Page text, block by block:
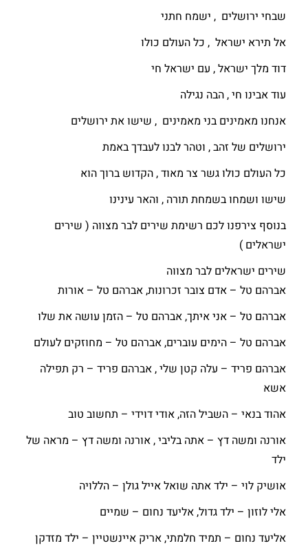
שבחי ירושלים , ישמח חתני
אל תירא ישראל , כל העולם כולו
דוד מלך ישראל , עם ישראל חי
עוד אבינו חי , הבה נגילה
אנחנו מאמינים בני מאמינים , שישו את ירושלים
ירושלים של זהב , וטהר לבנו לעבדך באמת
כל העולם כולו גשר צר מאוד , הקדוש ברוך הוא
שישו ושמחו בשמחת תורה , והאר עינינו
בנוסף צירפנו לכם רשימת שירים לבר מצווה ( שירים
ישראלים )
שירים ישראלים לבר מצווה
אברהם טל – אדם צובר זכרונות, אברהם טל – אורות
אברהם טל – אני איתך, אברהם טל – הזמן עושה את שלו
אברהם טל – הימים עוברים, אברהם טל – מחוזקים לעולם
אברהם פריד – עלה קטן שלי , אברהם פריד – רק תפילה
אשא
אהוד בנאי – השביל הזה, אודי דוידי – תחשוב טוב
אורנה ומשה דץ – אתה בליבי , אורנה ומשה דץ – מראה של
ילד
אושיק לוי – ילד אתה שואל אייל גולן – הללויה
אלי לוזון – ילד גדול, אליעד נחום – שמיים
אליעד נחום – תמיד חלמתי, אריק איינשטיין – ילד מזדקן